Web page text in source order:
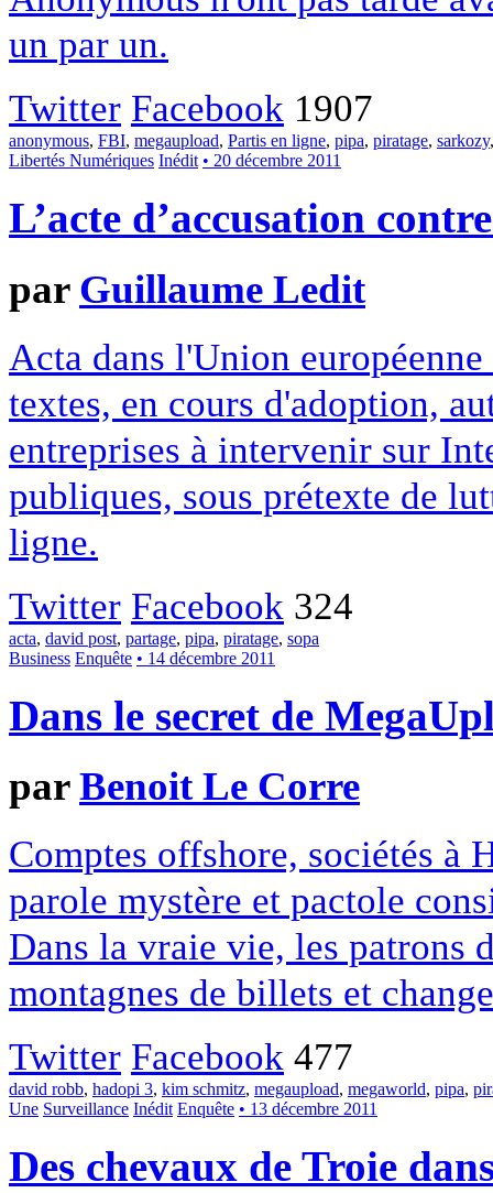
un par un.
Twitter Facebook 1907
anonymous, FBI, megaupload, Partis en ligne, pipa, piratage, sarkozy
Libertés Numériques Inédit • 20 décembre 2011
L’acte d’accusation
par Guillaume Ledit
Acta dans l'Union
textes, en cours d'adoption,
entreprises à intervenir sur
publiques, sous prétexte de
ligne.
Twitter Facebook 324
acta, david post, partage, pipa, piratage, sopa
Business Enquête • 14 décembre 2011
Dans le secret de
parBenoit Le Corre
Comptes offshore, sociétés à
parole mystère et pactole
Dans la vraie vie, les patrons
montagnes de billets et
Twitter Facebook 477
david robb, hadopi 3, kim schmitz, megaupload, megaworld, pipa,
Une Surveillance Inédit Enquête • 13 décembre 2011
Des chevaux de Troie